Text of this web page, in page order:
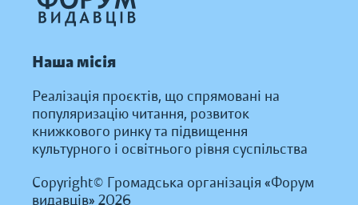
Наша місія
Реалізація проєктів, що спрямовані на
популяризацію читання, розвиток
книжкового ринку та підвищення
культурного і освітнього рівня суспільства
Copyright© Громадська організація «Форум
видавців» 2026